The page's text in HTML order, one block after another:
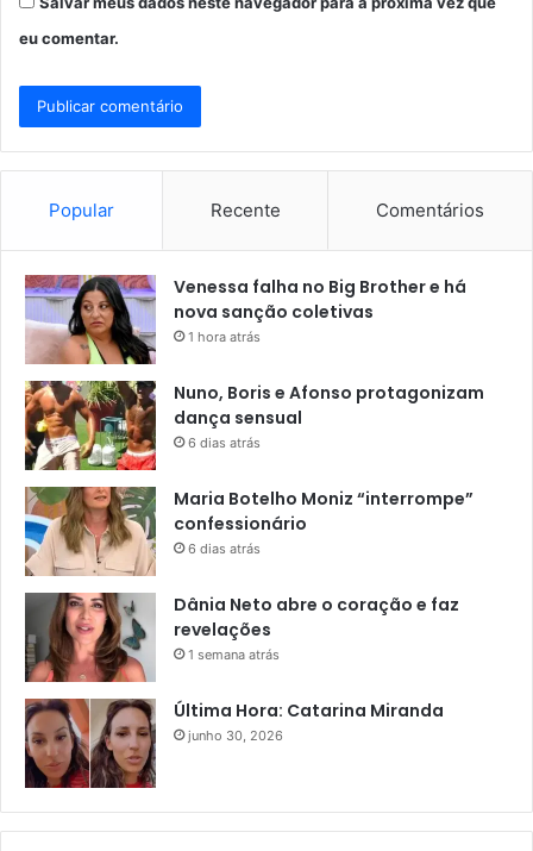
eu comentar.
Popular Recente Comentários
Venessa falha no Big Brother e há
nova sanção coletivas
1 hora atrás
Nuno, Boris e Afonso protagonizam
dança sensual
6 dias atrás
Maria Botelho Moniz “interrompe”
confessionário
6 dias atrás
Dânia Neto abre o coração e faz
revelações
1 semana atrás
Última Hora: Catarina Miranda
junho 30, 2026